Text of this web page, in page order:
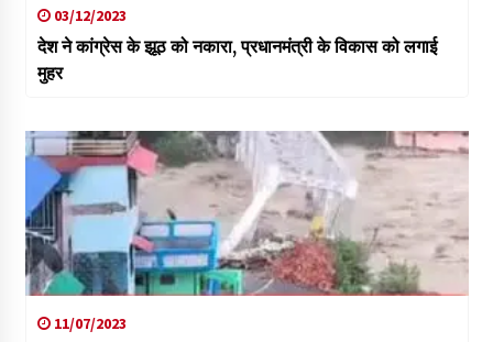
03/12/2023
देश ने कांग्रेस के झूठ को नकारा, प्रधानमंत्री के विकास को लगाई
मुहर
11/07/2023